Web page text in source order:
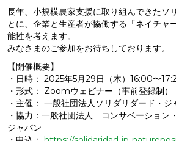
長年、小規模農家支援に取り組んできたソ
とに、企業と生産者が協働する「ネイチャ
能性を考えます。
みなさまのご参加をお待ちしております。
【開催概要】
・日時： 2025年5月29日（木）16:00〜
・形式： Zoomウェビナー（事前登録制）
・主催： 一般社団法人ソリダリダード・ジ
・協力：一般社団法人 コンサベーション
ジャパン